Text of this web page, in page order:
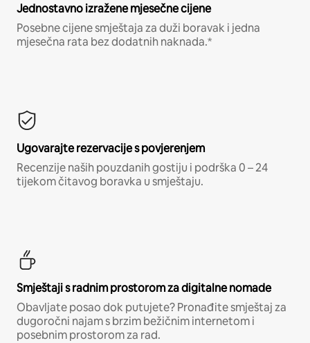
Jednostavno izražene mjesečne cijene
Posebne cijene smještaja za duži boravak i jedna
mjesečna rata bez dodatnih naknada.*
Ugovarajte rezervacije s povjerenjem
Recenzije naših pouzdanih gostiju i podrška 0 – 24
tijekom čitavog boravka u smještaju.
Smještaji s radnim prostorom za digitalne nomade
Obavljate posao dok putujete? Pronađite smještaj za
dugoročni najam s brzim bežičnim internetom i
posebnim prostorom za rad.